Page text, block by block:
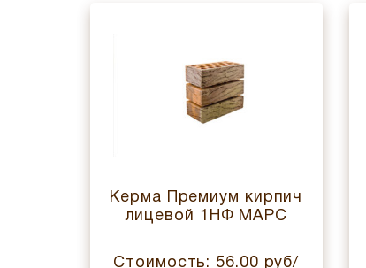
Керма Премиум кирпич
лицевой 1НФ МАРС
Стоимость: 56.00 руб/